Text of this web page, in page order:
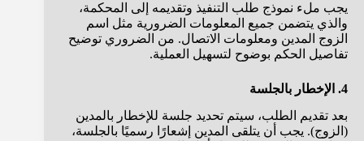
يجب ملء نموذج طلب التنفيذ وتقديمه إلى المحكمة،
والذي يتضمن جميع المعلومات الضرورية مثل اسم
الزوج المدين ومعلومات الاتصال. من الضروري توضيح
تفاصيل الحكم بوضوح لتسهيل العملية.
4. الإخطار بالجلسة
بعد تقديم الطلب، سيتم تحديد جلسة للإخطار بالمدين
(الزوج). يجب أن يتلقى المدين إشعارًا رسميًا بالجلسة،